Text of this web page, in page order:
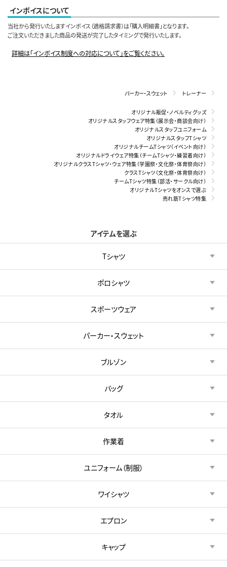
インボイスについて
当社から発行いたしますインボイス（適格請求書）は「購入明細書」となります。
ご注文いただきました商品の発送が完了したタイミングで発行いたします。
詳細は「インボイス制度への対応について」をご覧ください。
パーカー・スウェット トレーナー
オリジナル販促・ノベルティグッズ
オリジナルスタッフウェア特集（展示会・商談会向け）
オリジナルスタッフユニフォーム
オリジナルスタッフTシャツ
オリジナルチームTシャツ（イベント向け）
オリジナルドライウェア特集（チームTシャツ・練習着向け）
オリジナルクラスTシャツ・ウェア特集（学園祭・文化祭・体育祭向け）
クラスTシャツ（文化祭・体育祭向け）
チームTシャツ特集（部活・サークル向け）
オリジナルTシャツをオンスで選ぶ
売れ筋Tシャツ特集
アイテムを選ぶ
Tシャツ
ポロシャツ
スポーツウェア
パーカー・スウェット
ブルゾン
バッグ
タオル
作業着
ユニフォーム（制服）
ワイシャツ
エプロン
キャップ